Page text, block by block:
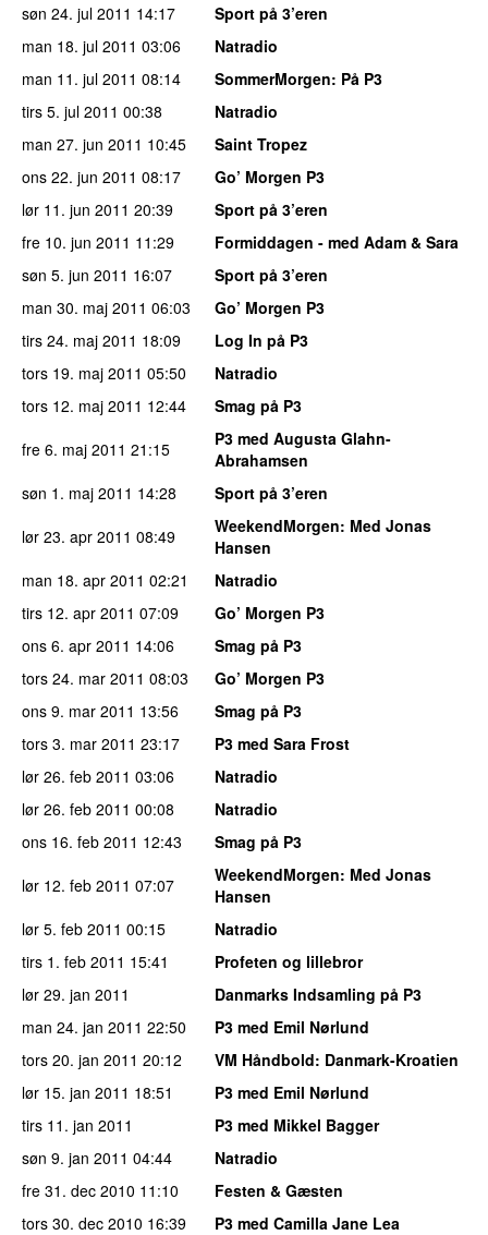
søn 24. jul 2011 14:17
Sport på 3’eren
man 18. jul 2011 03:06
Natradio
man 11. jul 2011 08:14 SommerMorgen: På P3
tirs 5. jul 2011 00:38
Natradio
man 27. jun 2011 10:45
Saint Tropez
ons 22. jun 2011 08:17
Go’ Morgen P3
lør 11. jun 2011 20:39
Sport på 3’eren
fre 10. jun 2011 11:29
Formiddagen - med Adam & Sara
søn 5. jun 2011 16:07
Sport på 3’eren
man 30. maj 2011 06:03
Go’ Morgen P3
tirs 24. maj 2011 18:09
Log In på P3
tors 19. maj 2011 05:50
Natradio
tors 12. maj 2011 12:44
Smag på P3
fre 6. maj 2011 21:15
P3 med Augusta Glahn-
Abrahamsen
søn 1. maj 2011 14:28
Sport på 3’eren
lør 23. apr 2011 08:49 WeekendMorgen: Med Jonas
Hansen
man 18. apr 2011 02:21
Natradio
tirs 12. apr 2011 07:09
Go’ Morgen P3
ons 6. apr 2011 14:06
Smag på P3
tors 24. mar 2011 08:03
Go’ Morgen P3
ons 9. mar 2011 13:56
Smag på P3
tors 3. mar 2011 23:17
P3 med Sara Frost
lør 26. feb 2011 03:06
Natradio
lør 26. feb 2011 00:08
Natradio
ons 16. feb 2011 12:43
Smag på P3
lør 12. feb 2011 07:07 WeekendMorgen: Med Jonas
Hansen
lør 5. feb 2011 00:15
Natradio
tirs 1. feb 2011 15:41
Profeten og lillebror
lør 29. jan 2011
Danmarks Indsamling på P3
man 24. jan 2011 22:50
P3 med Emil Nørlund
tors 20. jan 2011 20:12 VM Håndbold: Danmark-Kroatien
lør 15. jan 2011 18:51
P3 med Emil Nørlund
tirs 11. jan 2011
P3 med Mikkel Bagger
søn 9. jan 2011 04:44
Natradio
fre 31. dec 2010 11:10
Festen & Gæsten
tors 30. dec 2010 16:39
P3 med Camilla Jane Lea